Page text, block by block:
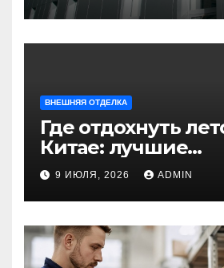
для современного
строительства и
ВНЕШНЯЯ ОТДЕЛКА
Где отдохнуть
Китае: лучшие
направления для
незабываемого
путешествия
9 ИЮЛЯ, 2026 ADMIN